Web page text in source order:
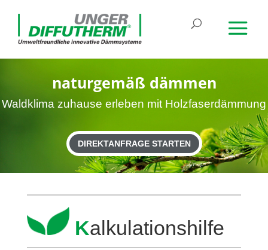
natur­gemäß dämmen
Wald­klima zuhause erleben mit Holzfaserdämmung
DIREKTANFRAGE STARTEN
Kalku­la­ti­ons­hilfe